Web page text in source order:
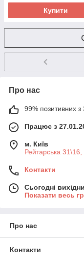
Купити
Про нас
99% позитивних з
Працює з
м. Київ
Рейтарська 31\16,
Контакти
Сьогодні
Показати весь
Про нас
Контакти